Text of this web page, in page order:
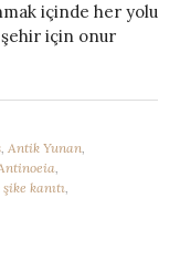
içinde her yolu
için onur
, Antik Yunan,
,
kanıtı,